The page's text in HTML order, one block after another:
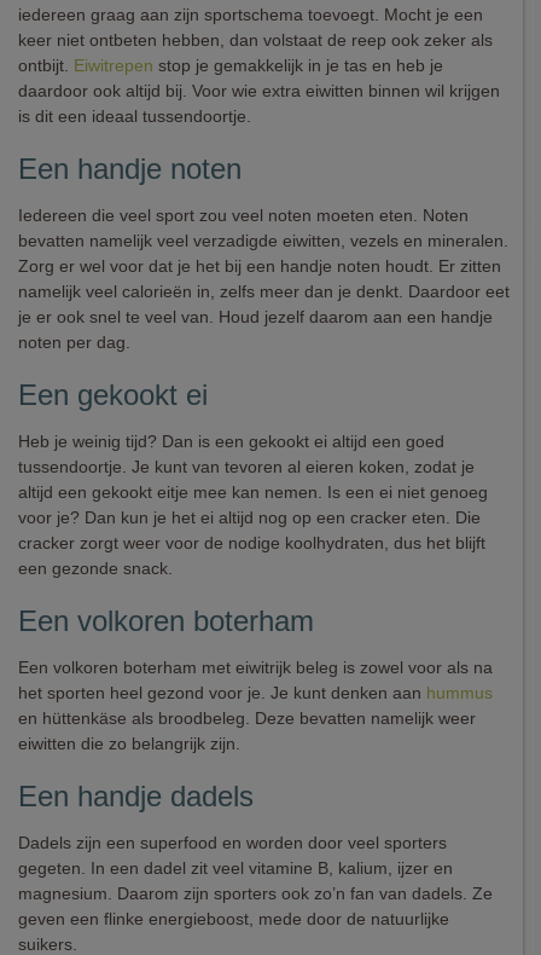
iedereen graag aan zijn sportschema toevoegt. Mocht je een
keer niet ontbeten hebben, dan volstaat de reep ook zeker als
ontbijt. Eiwitrepen stop je gemakkelijk in je tas en heb je
daardoor ook altijd bij. Voor wie extra eiwitten binnen wil krijgen
is dit een ideaal tussendoortje.
Een handje noten
Iedereen die veel sport zou veel noten moeten eten. Noten
bevatten namelijk veel verzadigde eiwitten, vezels en mineralen.
Zorg er wel voor dat je het bij een handje noten houdt. Er zitten
namelijk veel calorieën in, zelfs meer dan je denkt. Daardoor eet
je er ook snel te veel van. Houd jezelf daarom aan een handje
noten per dag.
Een gekookt ei
Heb je weinig tijd? Dan is een gekookt ei altijd een goed
tussendoortje. Je kunt van tevoren al eieren koken, zodat je
altijd een gekookt eitje mee kan nemen. Is een ei niet genoeg
voor je? Dan kun je het ei altijd nog op een cracker eten. Die
cracker zorgt weer voor de nodige koolhydraten, dus het blijft
een gezonde snack.
Een volkoren boterham
Een volkoren boterham met eiwitrijk beleg is zowel voor als na
het sporten heel gezond voor je. Je kunt denken aan hummus
en hüttenkäse als broodbeleg. Deze bevatten namelijk weer
eiwitten die zo belangrijk zijn.
Een handje dadels
Dadels zijn een superfood en worden door veel sporters
gegeten. In een dadel zit veel vitamine B, kalium, ijzer en
magnesium. Daarom zijn sporters ook zo’n fan van dadels. Ze
geven een flinke energieboost, mede door de natuurlijke
suikers.